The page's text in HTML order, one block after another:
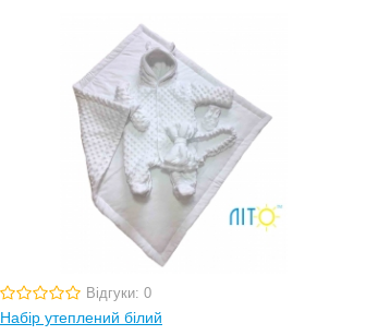
Відгуки: 0
Набір утеплений білий